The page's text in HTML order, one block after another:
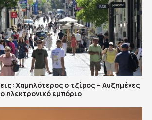
Χαμηλότερος ο τζίρος – Αυξημένες
ηλεκτρονικό εμπόριο